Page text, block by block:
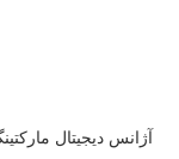
آژانس دیجیتال